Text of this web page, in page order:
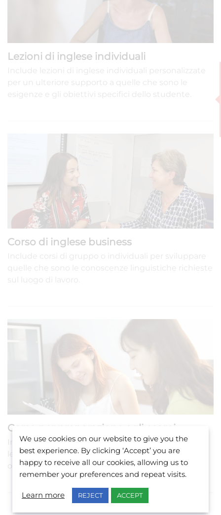
Lezioni di inglese individuali
Include lezioni di inglese individuali personalizzate
per un ulteriore supporto a quelle che sono le
esigenze e gli obiettivi specifici dello studente.
Corso di inglese business
Include corsi di gruppo o individuali per sviluppare
quelle che sono le conoscenze linguistiche richieste
sul luogo di lavoro.
Corso per preparazione agli esami
Include corsi di gruppo o individuali per sviluppare
le competenze accademiche necessarie per
ottenere una certificazione ufficiale d’esame.
We use cookies on our website to give you the
best experience. By clicking ‘Accept’ you are
happy to receive all our cookies, allowing us to
remember your preferences and repeat visits.
Learn more REJECT ACCEPT